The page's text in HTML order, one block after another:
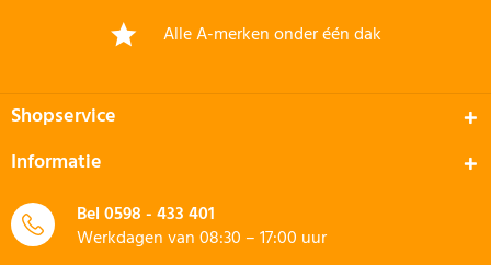
Alle A-merken onder één dak
Shopservice
Informatie
Bel0598 - 433 401
Werkdagen van 08:30 – 17:00 uur